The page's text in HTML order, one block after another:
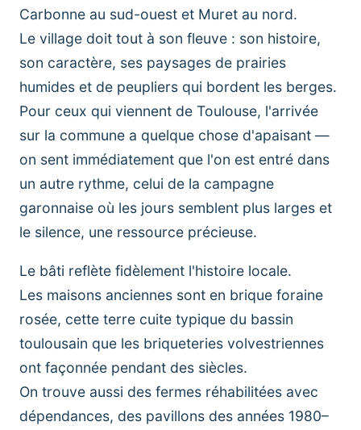
Carbonne au sud-ouest et Muret au nord.
Le village doit tout à son fleuve : son histoire,
son caractère, ses paysages de prairies
humides et de peupliers qui bordent les berges.
Pour ceux qui viennent de Toulouse, l'arrivée
sur la commune a quelque chose d'apaisant —
on sent immédiatement que l'on est entré dans
un autre rythme, celui de la campagne
garonnaise où les jours semblent plus larges et
le silence, une ressource précieuse.
Le bâti reflète fidèlement l'histoire locale.
Les maisons anciennes sont en brique foraine
rosée, cette terre cuite typique du bassin
toulousain que les briqueteries volvestriennes
ont façonnée pendant des siècles.
On trouve aussi des fermes réhabilitées avec
dépendances, des pavillons des années 1980–